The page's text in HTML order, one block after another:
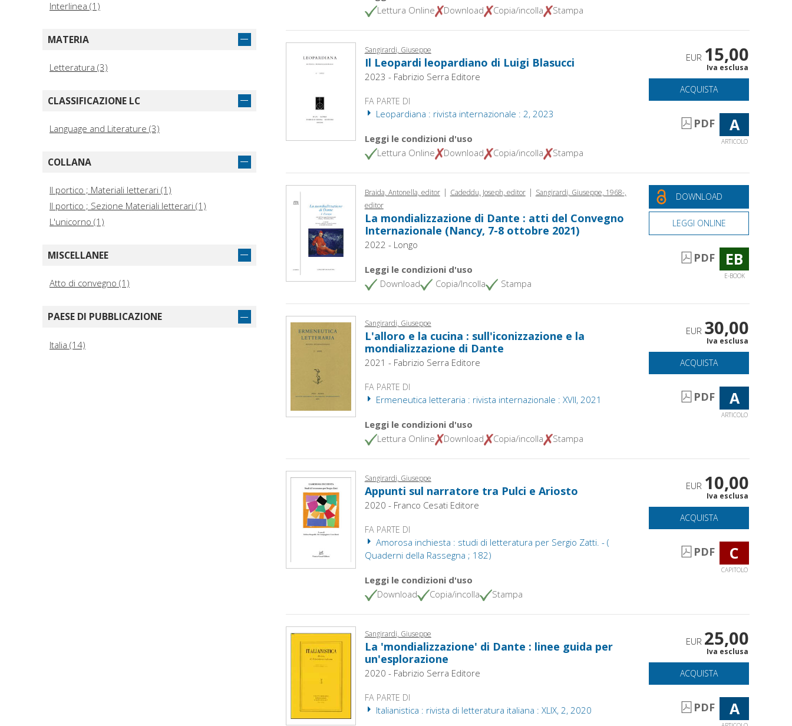
Interlinea (1)
MATERIA
Letteratura (3)
CLASSIFICAZIONE LC
Language and Literature (3)
COLLANA
Il portico ; Materiali letterari (1)
Il portico ; Sezione Materiali letterari (1)
L'unicorno (1)
MISCELLANEE
Atto di convegno (1)
PAESE DI PUBBLICAZIONE
Italia (14)
Lettura Online
Download Copia/incolla Stampa
Sangirardi, Giuseppe
Il Leopardi leopardiano di Luigi Blasucci
2023 - Fabrizio Serra Editore
FA PARTE DI
Leopardiana : rivista internazionale : 2, 2023
Leggi le condizioni d'uso
Lettura Online
Download Copia/incolla Stampa
EUR 15,00
Iva esclusa
ACQUISTA
PDF A
ARTICOLO
Braida, Antonella, editor | Cadeddu, Joseph, editor | Sangirardi, Giuseppe, 1968-,
editor
La mondializzazione di Dante : atti del Convegno
Internazionale (Nancy, 7-8 ottobre 2021)
2022 - Longo
Leggi le condizioni d'uso
Download
Copia/Incolla Stampa
DOWNLOAD
LEGGI ONLINE
PDF EB
E-BOOK
Sangirardi, Giuseppe
L'alloro e la cucina : sull'iconizzazione e la
mondializzazione di Dante
2021 - Fabrizio Serra Editore
FA PARTE DI
Ermeneutica letteraria : rivista internazionale : XVII, 2021
Leggi le condizioni d'uso
Lettura Online
Download Copia/incolla Stampa
EUR 30,00
Iva esclusa
ACQUISTA
PDF A
ARTICOLO
Sangirardi, Giuseppe
Appunti sul narratore tra Pulci e Ariosto
2020 - Franco Cesati Editore
FA PARTE DI
Amorosa inchiesta : studi di letteratura per Sergio Zatti. - (
Quaderni della Rassegna ; 182)
Leggi le condizioni d'uso
Download
Copia/incolla Stampa
EUR 10,00
Iva esclusa
ACQUISTA
PDF C
CAPITOLO
Sangirardi, Giuseppe
La 'mondializzazione' di Dante : linee guida per
un'esplorazione
2020 - Fabrizio Serra Editore
FA PARTE DI
Italianistica : rivista di letteratura italiana : XLIX, 2, 2020
EUR 25,00
Iva esclusa
ACQUISTA
PDF A